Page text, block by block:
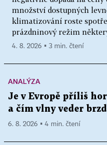
množství dostupných
klimatizování roste
prázdninový režim
4. 8. 2026 ▪ 3 min. čtení
ANALÝZA
Je v Evropě příliš
a čím vlny veder
6. 8. 2026 ▪ 4 min. čtení